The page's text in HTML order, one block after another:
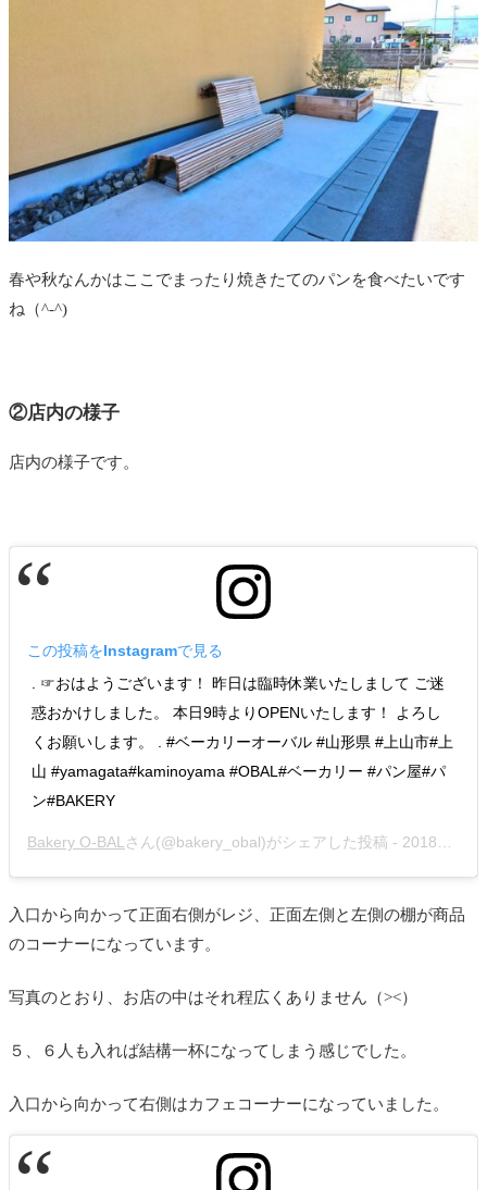
春や秋なんかはここでまったり焼きたてのパンを食べたいです
ね（^-^)
②店内の様子
店内の様子です。
この投稿をInstagramで見る
. ☞おはようございます！ 昨日は臨時休業いたしまして ご迷
惑おかけしました。 本日9時よりOPENいたします！ よろし
くお願いします。 . #ベーカリーオーバル #山形県 #上山市#上
山 #yamagata#kaminoyama #OBAL#ベーカリー #パン屋#パ
ン#BAKERY 
Bakery O-BAL さん(@bakery_obal)がシェアした投稿 - 2018年 5月月23日午後4時58分PDT
入口から向かって正面右側がレジ、正面左側と左側の棚が商品
のコーナーになっています。
写真のとおり、お店の中はそれ程広くありません（><）
５、６人も入れば結構一杯になってしまう感じでした。
入口から向かって右側はカフェコーナーになっていました。